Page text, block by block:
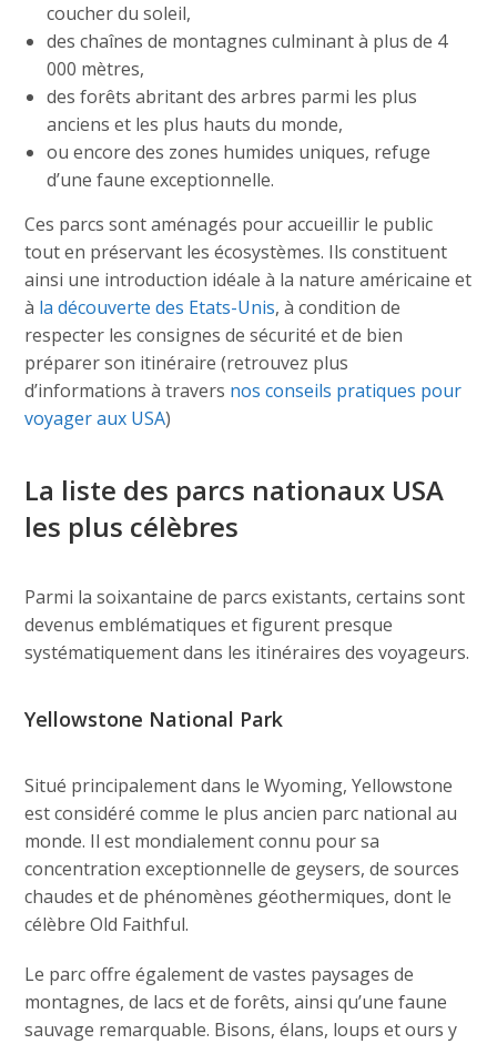
coucher du soleil,
des chaînes de montagnes culminant à plus de 4
000 mètres,
des forêts abritant des arbres parmi les plus
anciens et les plus hauts du monde,
ou encore des zones humides uniques, refuge
d’une faune exceptionnelle.
Ces parcs sont aménagés pour accueillir le public
tout en préservant les écosystèmes. Ils constituent
ainsi une introduction idéale à la nature américaine et
à la découverte des Etats-Unis, à condition de
respecter les consignes de sécurité et de bien
préparer son itinéraire (retrouvez plus
d’informations à travers nos conseils pratiques pour
voyager aux USA)
La liste des parcs nationaux USA
les plus célèbres
Parmi la soixantaine de parcs existants, certains sont
devenus emblématiques et figurent presque
systématiquement dans les itinéraires des voyageurs.
Yellowstone National Park
Situé principalement dans le Wyoming, Yellowstone
est considéré comme le plus ancien parc national au
monde. Il est mondialement connu pour sa
concentration exceptionnelle de geysers, de sources
chaudes et de phénomènes géothermiques, dont le
célèbre Old Faithful.
Le parc offre également de vastes paysages de
montagnes, de lacs et de forêts, ainsi qu’une faune
sauvage remarquable. Bisons, élans, loups et ours y